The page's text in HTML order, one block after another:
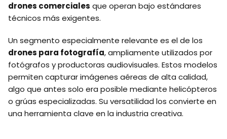
drones comerciales que operan bajo estándares
técnicos más exigentes.
Un segmento especialmente relevante es el de los
drones para fotografía, ampliamente utilizados por
fotógrafos y productoras audiovisuales. Estos modelos
permiten capturar imágenes aéreas de alta calidad,
algo que antes solo era posible mediante helicópteros
o grúas especializadas. Su versatilidad los convierte en
una herramienta clave en la industria creativa.